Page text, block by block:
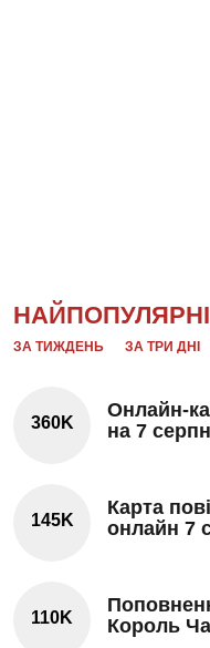
ЗА ТИЖДЕНЬ ЗА ТРИ ДНІ
360K
Онлайн-
на 7
145K
Карта
онлайн 7
110K
Король